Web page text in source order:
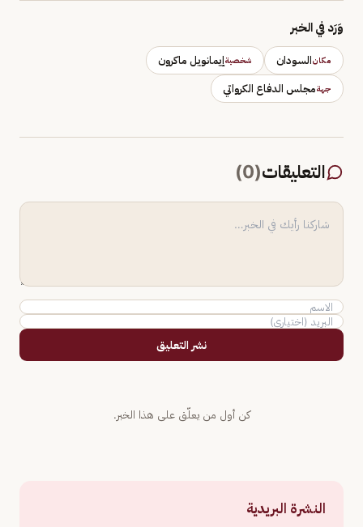
وَرَد في الخبر
مكانالسودان شخصيةإيمانويل ماكرون
جهةمجلس الدفاع الكرواتي
التعليقات(
0
)
نشر التعليق
كن أول من يعلّق على هذا الخبر.
النشرة البريدية